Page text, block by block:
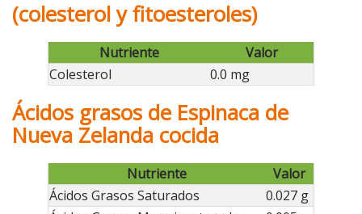
(colesterol y fitoesteroles)
Nutriente
Valor
Colesterol
0.0 mg
Ácidos grasos de Espinaca de
Nueva Zelanda cocida
Nutriente
Valor
Ácidos Grasos Saturados
0.027 g